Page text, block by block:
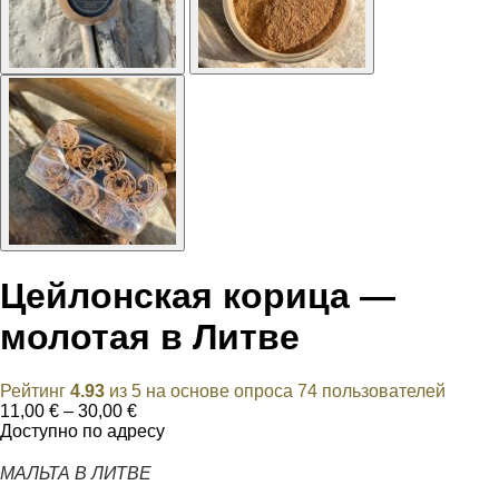
Цейлонская корица —
молотая в Литве
Рейтинг 4.93 из 5 на основе опроса 74 пользователей
11,00 € – 30,00 €Диапазон
цен:
–
Доступно по адресу
МАЛЬТА В ЛИТВЕ